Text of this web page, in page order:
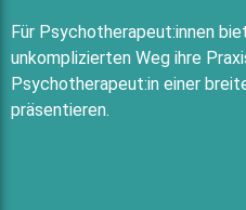
Für Psychotherapeut:innen
unkomplizierten Weg ihre
Psychotherapeut:in einer
präsentieren.